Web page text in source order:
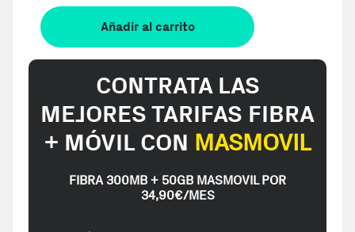
Añadir al carrito
CONTRATA LAS
MEJORES TARIFAS FIBRA
+ MÓVIL CON MASMOVIL
FIBRA 300MB + 50GB MASMOVIL POR
34,90€/MES